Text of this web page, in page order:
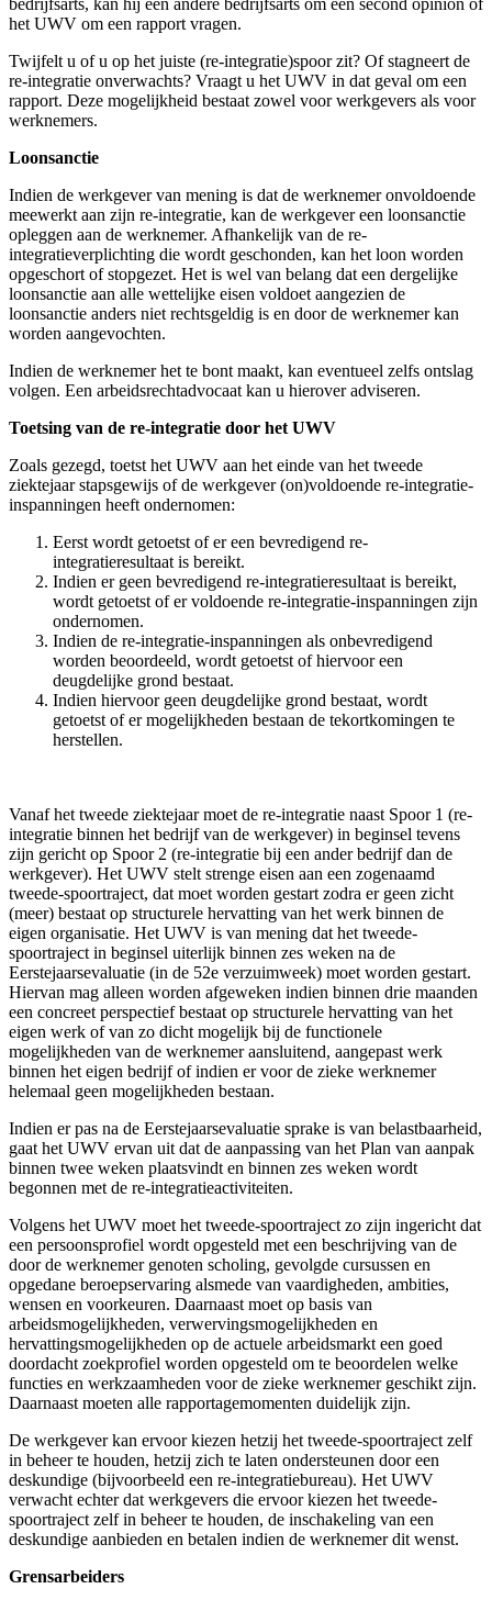
bedrijfsarts, kan hij een andere bedrijfsarts om een second opinion of
het UWV om een rapport vragen.
Twijfelt u of u op het juiste (re-integratie)spoor zit? Of stagneert de
re-integratie onverwachts? Vraagt u het UWV in dat geval om een
rapport. Deze mogelijkheid bestaat zowel voor werkgevers als voor
werknemers.
Loonsanctie
Indien de werkgever van mening is dat de werknemer onvoldoende
meewerkt aan zijn re-integratie, kan de werkgever een loonsanctie
opleggen aan de werknemer. Afhankelijk van de re-
integratieverplichting die wordt geschonden, kan het loon worden
opgeschort of stopgezet. Het is wel van belang dat een dergelijke
loonsanctie aan alle wettelijke eisen voldoet aangezien de
loonsanctie anders niet rechtsgeldig is en door de werknemer kan
worden aangevochten.
Indien de werknemer het te bont maakt, kan eventueel zelfs ontslag
volgen. Een arbeidsrechtadvocaat kan u hierover adviseren.
Toetsing van de re-integratie door het UWV
Zoals gezegd, toetst het UWV aan het einde van het tweede
ziektejaar stapsgewijs of de werkgever (on)voldoende re-integratie-
inspanningen heeft ondernomen:
Eerst wordt getoetst of er een bevredigend re-
integratieresultaat is bereikt.
Indien er geen bevredigend re-integratieresultaat is bereikt,
wordt getoetst of er voldoende re-integratie-inspanningen zijn
ondernomen.
Indien de re-integratie-inspanningen als onbevredigend
worden beoordeeld, wordt getoetst of hiervoor een
deugdelijke grond bestaat.
Indien hiervoor geen deugdelijke grond bestaat, wordt
getoetst of er mogelijkheden bestaan de tekortkomingen te
herstellen.
Vanaf het tweede ziektejaar moet de re-integratie naast Spoor 1 (re-
integratie binnen het bedrijf van de werkgever) in beginsel tevens
zijn gericht op Spoor 2 (re-integratie bij een ander bedrijf dan de
werkgever). Het UWV stelt strenge eisen aan een zogenaamd
tweede-spoortraject, dat moet worden gestart zodra er geen zicht
(meer) bestaat op structurele hervatting van het werk binnen de
eigen organisatie. Het UWV is van mening dat het tweede-
spoortraject in beginsel uiterlijk binnen zes weken na de
Eerstejaarsevaluatie (in de 52e verzuimweek) moet worden gestart.
Hiervan mag alleen worden afgeweken indien binnen drie maanden
een concreet perspectief bestaat op structurele hervatting van het
eigen werk of van zo dicht mogelijk bij de functionele
mogelijkheden van de werknemer aansluitend, aangepast werk
binnen het eigen bedrijf of indien er voor de zieke werknemer
helemaal geen mogelijkheden bestaan.
Indien er pas na de Eerstejaarsevaluatie sprake is van belastbaarheid,
gaat het UWV ervan uit dat de aanpassing van het Plan van aanpak
binnen twee weken plaatsvindt en binnen zes weken wordt
begonnen met de re-integratieactiviteiten.
Volgens het UWV moet het tweede-spoortraject zo zijn ingericht dat
een persoonsprofiel wordt opgesteld met een beschrijving van de
door de werknemer genoten scholing, gevolgde cursussen en
opgedane beroepservaring alsmede van vaardigheden, ambities,
wensen en voorkeuren. Daarnaast moet op basis van
arbeidsmogelijkheden, verwervingsmogelijkheden en
hervattingsmogelijkheden op de actuele arbeidsmarkt een goed
doordacht zoekprofiel worden opgesteld om te beoordelen welke
functies en werkzaamheden voor de zieke werknemer geschikt zijn.
Daarnaast moeten alle rapportagemomenten duidelijk zijn.
De werkgever kan ervoor kiezen hetzij het tweede-spoortraject zelf
in beheer te houden, hetzij zich te laten ondersteunen door een
deskundige (bijvoorbeeld een re-integratiebureau). Het UWV
verwacht echter dat werkgevers die ervoor kiezen het tweede-
spoortraject zelf in beheer te houden, de inschakeling van een
deskundige aanbieden en betalen indien de werknemer dit wenst.
Grensarbeiders